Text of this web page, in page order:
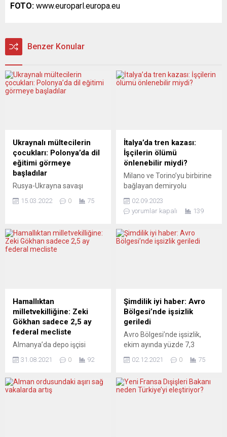
FOTO: www.europarl.europa.eu
Benzer Konular
Ukraynalı mültecilerin
çocukları: Polonya’da dil
eğitimi görmeye
başladılar
Rusya-Ukrayna savaşı
kaçan mültecilerin çocukları
Polonya Eğitim ve Bilim
Bakanı Przemyslaw
eğitimi aldığını duyurdu.
Lehçe konuşamayan
Ukraynalı çocukları, Polonya
eğitim sistemine entegre
okullardaki hazırlık
bölümleri...
15.03.2022 0 75
İtalya’da tren kazası:
İşçilerin ölümü
önlenebilir miydi?
Milano ve Torino’yu birbirine
bağlayan demiryolu
kazada beş işçi hayatını
kaybetti, ağır yaralanan bazı
kaldırıldı. Perşembe gecesi
yolcu taşımayan bir tren,
çarpmıştı. Ülke basını
sistemdeki kusurları
eleştiriyor. Il Manifesto
(İtalya) Sistem hedef...
02.09.2023
yorumlar kapalı
139
Hamallıktan
milletvekilliğine: Zeki
Gökhan sadece 2,5 ay
federal mecliste
Almanya’da depo işçisi
Federal Parlamento
milletvekili oldu. 65
yaşındaki Gökhan, yaklaşık
31.08.2021 0 92
Şimdilik iyi haber: Avro
Bölgesi’nde işsizlik
geriledi
Avro Bölgesi’nde işsizlik,
ekim ayında yüzde 7,3
İstatistik Dairesi (Eurostat),
Bölgesi’nin ekim ayı işsizlik
verilerini yayımladı. Buna
02.12.2021 0 75